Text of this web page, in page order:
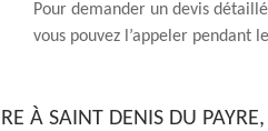
Pour demander un devis
vous pouvez l’appeler pendant
À SAINT DENIS DU